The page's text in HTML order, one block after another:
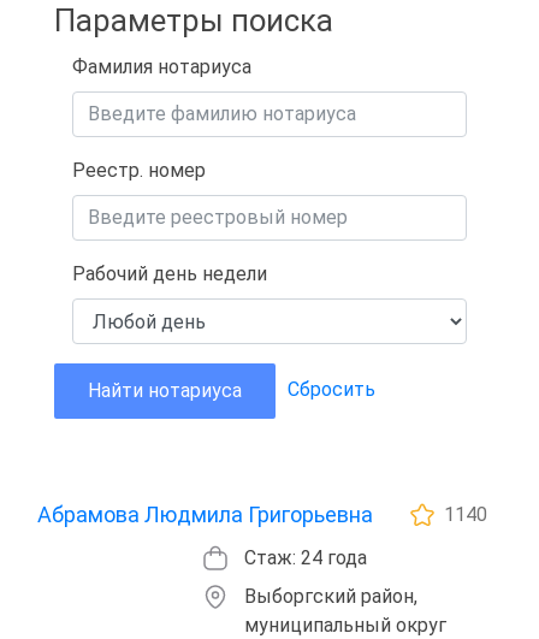
Параметры поиска
Фамилия нотариуса
Реестр. номер
Рабочий день недели
Найти нотариуса Сбросить
Абрамова Людмила Григорьевна
1140
Стаж: 24 года
Выборгский район,
муниципальный округ